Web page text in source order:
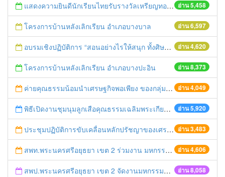
อ่าน 5,458
แสดงความยินดีนักเรียนไทยรับรางวัลเหรียญทองการแข่งขันคณิตศาสตร์โลก
อ่าน 6,597
โครงการบ้านหลังเลิกเรียน อำเภอบางบาล
อ่าน 4,620
อบรมเชิงปฏิบัติการ “สอนอย่างไรให้สนุก ทั้งศิษย์และครูประทับใจ”
อ่าน 8,373
โครงการบ้านหลังเลิกเรียน อำเภอบางปะอิน
อ่าน 4,049
ค่ายคุณธรรมน้อมนำเศรษฐกิจพอเพียง ของกลุ่มโรงเรียนมงคลพัฒนา
อ่าน 5,920
พิธีเปิดงานชุมนุมลูกเสือคุณธรรมเฉลิมพระเกียรติองค์พระประมุข ครั้งที่ ๔
อ่าน 3,483
ประชุมปฏิบัติการขับเคลื่อนหลักปรัชญาของเศรษฐกิจพอเพียงสู่สถานศึกษา
อ่าน 4,606
สพท.พระนครศรีอยุธยา เขต 2 ร่วมงาน มหกรรมสุดยอดส้วมกรุงศรี ปี 2009
อ่าน 8,058
สพป.พระนครศรีอยุธยา เขต 2 จัดงานมหกรรมการศึกษาอยุธยาสู่อาเซียน